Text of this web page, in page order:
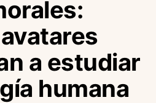
a estudiar
humana